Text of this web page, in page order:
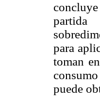
para
toman
puede